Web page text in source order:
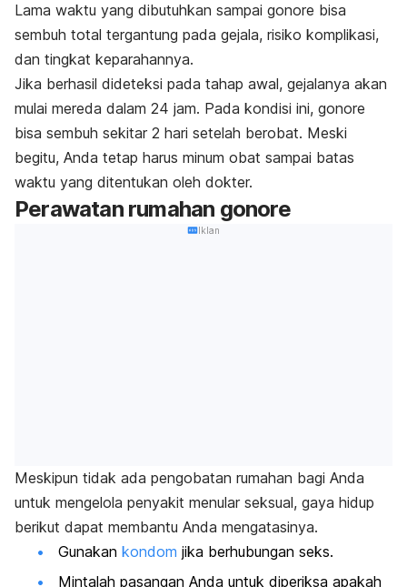
Lama waktu yang dibutuhkan sampai gonore bisa
sembuh total tergantung pada gejala, risiko komplikasi,
dan tingkat keparahannya.
Jika berhasil dideteksi pada tahap awal, gejalanya akan
mulai mereda dalam 24 jam. Pada kondisi ini, gonore
bisa sembuh sekitar 2 hari setelah berobat. Meski
begitu, Anda tetap harus minum obat sampai batas
waktu yang ditentukan oleh dokter.
Perawatan rumahan gonore
Iklan
Meskipun tidak ada pengobatan rumahan bagi Anda
untuk mengelola penyakit menular seksual, gaya hidup
berikut dapat membantu Anda mengatasinya.
Gunakan kondom jika berhubungan seks.
Mintalah pasangan Anda untuk diperiksa apakah